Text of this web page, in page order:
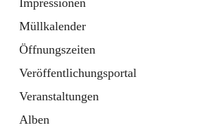
Impressionen
Müllkalender
Öffnungszeiten
Veröffentlichungsportal
Veranstaltungen
Alben
Bürgerservice
10 Schnellzugriffe